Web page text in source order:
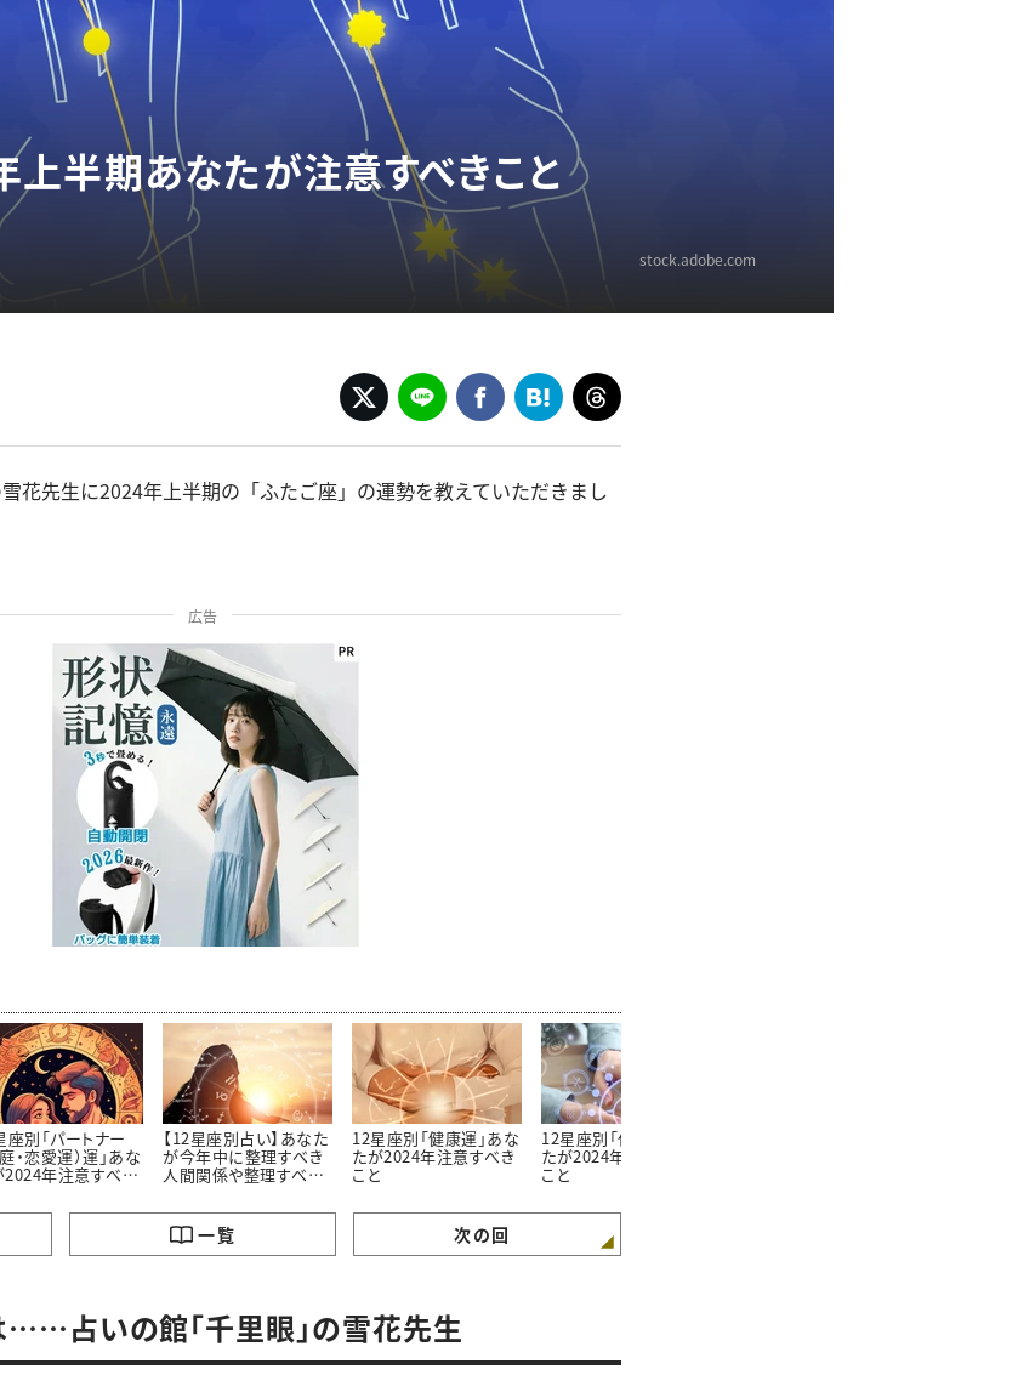
半期あなたが注意すべきこと
stock.adobe.com
花先生に2024年上半期の「ふたご座」の運勢を教えていただきまし
広告
座別「パートナー
・恋愛運）運」あな
2024年注意すべき
【12星座別占い】あなた
が今年中に整理すべき
人間関係や整理すべき
12星座別「健康運」あな
たが2024年注意すべき
こと
12星座別「仕事運」あな
たが2024年注意すべき
こと
一覧 次の回
……占いの館「千里眼」の雪花先生